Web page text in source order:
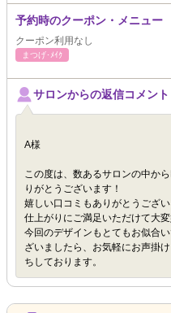
予約時のクーポン・メニュー
クーポン利用なし
まつげ･ﾒｲｸ
サロンからの返信コメント
A様
この度は、数あるサロンの中か
りがとうございます！
嬉しい口コミもありがとうござ
仕上がりにご満足いただけて大変
今回のデザインもとてもお似合
ざいましたら、お気軽にお声掛
ちしております。